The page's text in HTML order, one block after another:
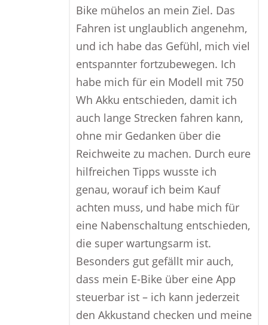
Bike mühelos an mein Ziel. Das
Fahren ist unglaublich angenehm,
und ich habe das Gefühl, mich viel
entspannter fortzubewegen. Ich
habe mich für ein Modell mit 750
Wh Akku entschieden, damit ich
auch lange Strecken fahren kann,
ohne mir Gedanken über die
Reichweite zu machen. Durch eure
hilfreichen Tipps wusste ich
genau, worauf ich beim Kauf
achten muss, und habe mich für
eine Nabenschaltung entschieden,
die super wartungsarm ist.
Besonders gut gefällt mir auch,
dass mein E-Bike über eine App
steuerbar ist – ich kann jederzeit
den Akkustand checken und meine